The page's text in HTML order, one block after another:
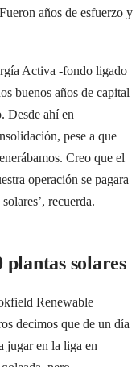
años de esfuerzo y
Activa -fondo ligado
buenos años de capital
Desde ahí en
pese a que
Creo que el
operación se pagara
recuerda.
plantas solares
Renewable
decimos que de un día
jugar en la liga en